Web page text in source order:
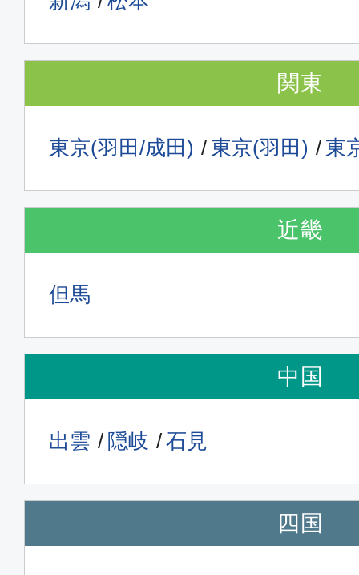
関東
東京(羽田/成田) 東京(羽田) 東
近畿
但馬
中国
出雲 隠岐 石見
四国